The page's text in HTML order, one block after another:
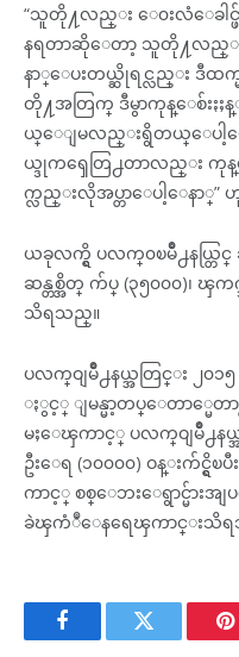
“သူတို႔လည္း ေ၀းလံေခါင္ဖ်
နရတာဆိုေတာ့ သူတို႔လည္
နာ္ေပးတယ္ဆိုရင္လည္း ဒီထ
တို႔အတြက္ ဒီမွာကုန္ေစ်းႏ
ယ္ေျမလည္းရွိတယ္ေပါ့ေ
ယ္ဒုကၡေတြ႕တာလည္း ကု
က္လည္းလိုအပ္တာေပါ့ေနာ္”
ယခုလက္ရွိ ပလက္၀ၿမိဳ႕နယ္တြ
ဆန္တစ္အိတ္ က်ပ္ (၃၅၀၀၀)၊ ၾက
သိရသည္။
ပလက္ဝျမဳိ႕နယ္အတြင္း ၂၀၁
ႏွင့္ ျမန္မာ့တပ္ေတာ္မေတာ္
မႈေၾကာင့္ ပလက္ဝျမဳိ႕န
ဦးေရ (၁၀၀၀၀) ဝန္းက်င္ရွိ
ကာင့္ စစ္ေဘးေရွာင္မ်ားအျပ
ခဲၾကံဳေနရေၾကာင္းသိရ
FacebookTwitter